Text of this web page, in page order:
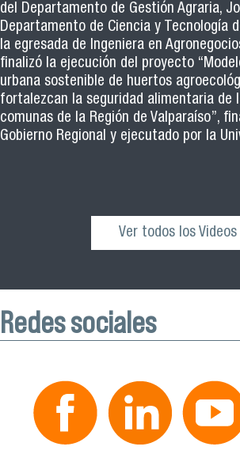
del Departamento de Gestión Agraria,
Departamento de Ciencia y Tecnología
la egresada de Ingeniera en
finalizó la ejecución del proyecto
urbana sostenible de huertos
fortalezcan la seguridad alimentaria de
comunas de la Región de Valparaíso”,
Gobierno Regional y ejecutado por la
Ver todos los Videos
Redes sociales